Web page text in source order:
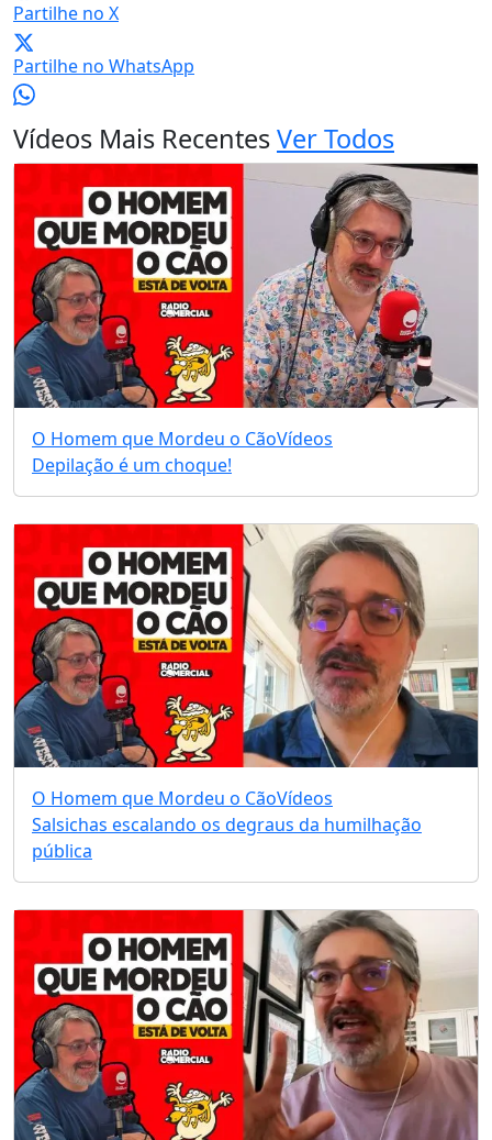
Partilhe no X
Partilhe no WhatsApp
Vídeos Mais RecentesVer Todos
O Homem que Mordeu o CãoVídeos
Depilação é um choque!
O Homem que Mordeu o CãoVídeos
Salsichas escalando os degraus da humilhação
pública